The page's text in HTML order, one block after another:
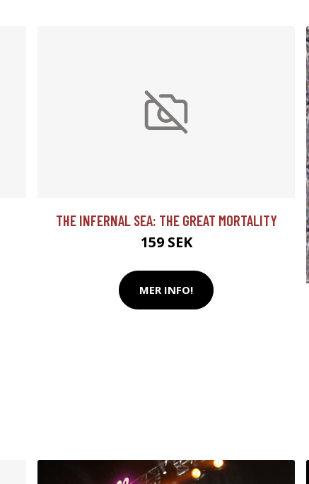
THE INFERNAL SEA: THE GREAT MORTALITY
159 SEK
MER INFO!